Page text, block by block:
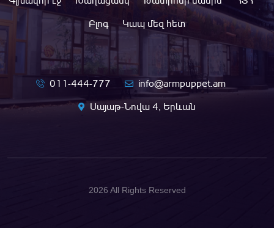
Բլոգ
Կապ մեզ հետ
011-444-777
info@armpuppet.am
Սայաթ-Նովա 4, Երևան
2026 All Rights Reserved